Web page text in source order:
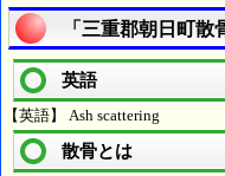
「三重郡朝日町
英語
【英語】 Ash scattering
散骨とは